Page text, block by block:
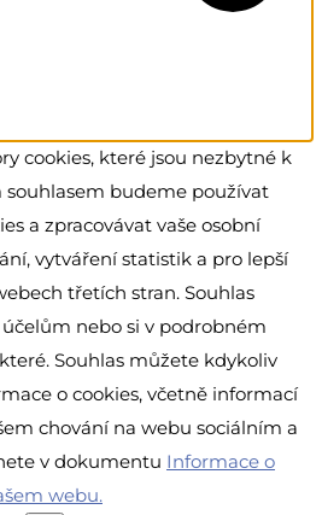
cookies, které jsou nezbytné k
souhlasem budeme používat
a zpracovávat vaše osobní
vytváření statistik a pro lepší
třetích stran. Souhlas
nebo si v podrobném
Souhlas můžete kdykoliv
o cookies, včetně informací
chování na webu sociálním a
v dokumentu Informace o
webu.